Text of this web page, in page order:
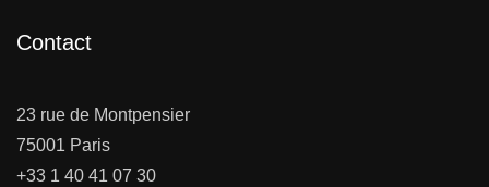
Contact
23 rue de Montpensier
75001 Paris
+33 1 40 41 07 30